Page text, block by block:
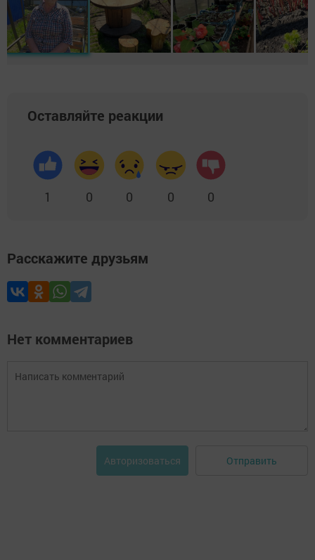
Оставляйте реакции
1 0 0 0 0
Расскажите друзьям
Нет комментариев
Авторизоваться Отправить